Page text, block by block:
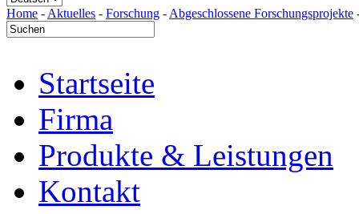
Home - Aktuelles - Forschung - Abgeschlossene Forschungsprojekte
Startseite
Firma
Produkte & Leistungen
Kontakt